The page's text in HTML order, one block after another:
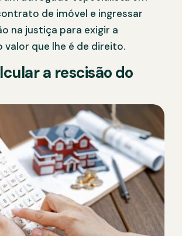
de imóvel e ingressar
na justiça para exigir a
valor que lhe é de direito.
a rescisão do